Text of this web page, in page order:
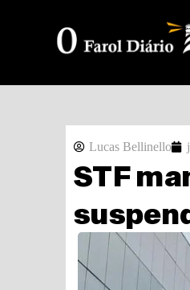
Lucas Bellinello
STF